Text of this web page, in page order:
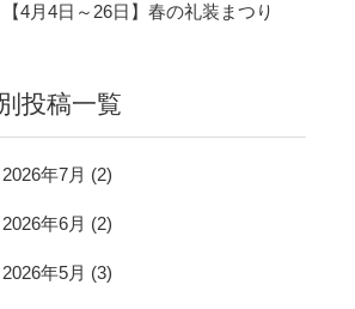
【4月4日～26日】春の礼装まつり
投稿一覧
2026年7月 (2)
2026年6月 (2)
2026年5月 (3)